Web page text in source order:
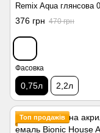
Remix Aqua глянсова
376 грн 470 грн
Фасовка
0,75л 2,2л
Топ продажів